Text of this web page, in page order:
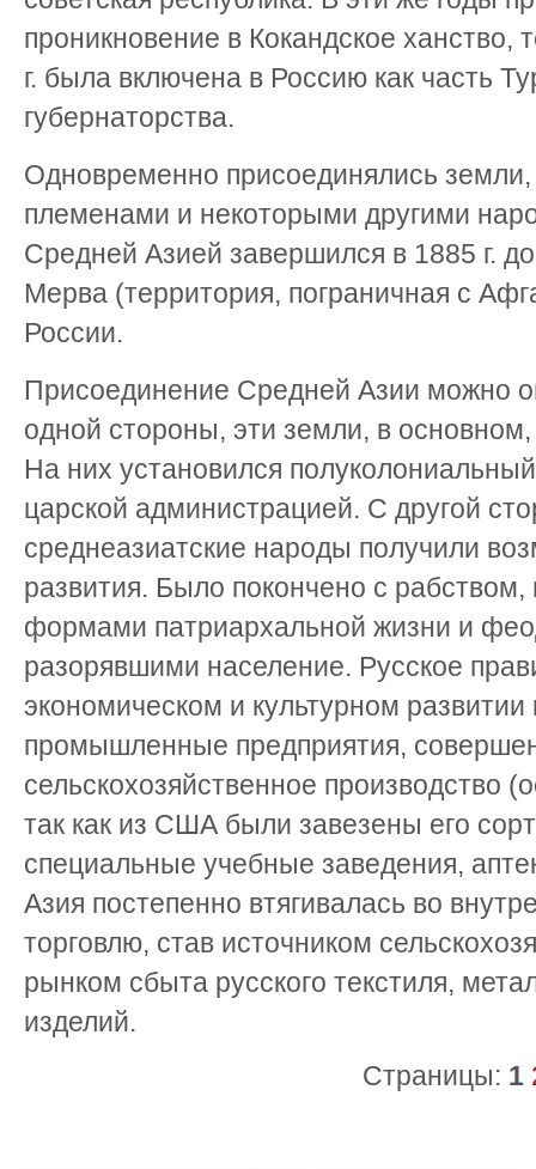
проникновение в Кокандское ханство,
г. была включена в Россию как часть
губернаторства.
Одновременно присоединялись
племенами и некоторыми другими
Средней Азией завершился в 1885 г.
Мерва (территория, пограничная с
России.
Присоединение Средней Азии можно
одной стороны, эти земли, в
На них установился
царской администрацией. С другой
среднеазиатские народы получили
развития. Было покончено с
формами патриархальной жизни и
разорявшими население. Русское
экономическом и культурном
промышленные предприятия,
сельскохозяйственное производство
так как из США были завезены его
специальные учебные заведения,
Азия постепенно втягивалась во
торговлю, став источником
рынком сбыта русского текстиля,
изделий.
Страницы: 1